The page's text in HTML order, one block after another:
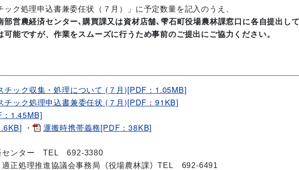
ック処理申込書兼委任状（７月）」に予定数量を記入のうえ、
部営農経済センター､購買課又は資材店舗､雫石町役場農林課窓口に各自提出して
能ですが、作業をスムーズに行うため事前のご提出にご協力ください。
チック収集・処理について (７月)[PDF：1.05MB]
チック処理申込書兼委任状 (７月)[PDF：91KB]
：1.45MB]
・ 運搬時携帯義務[PDF：38KB]
センターTEL
692-3380
正処理推進協議会事務局
（役場農林課）TEL 692-6491